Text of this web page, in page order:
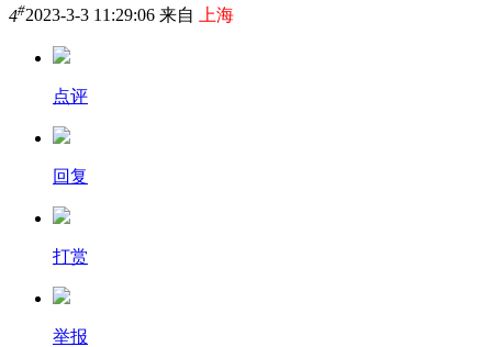
4#2023-3-3 11:29:06 来自 上海
点评
回复
打赏
举报